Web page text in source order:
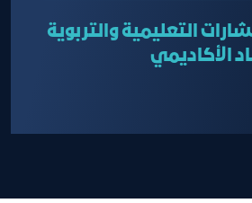
التعليمية والتربوية
الأكاديمي